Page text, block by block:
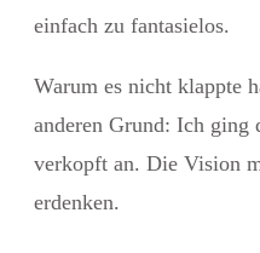
einfach zu fantasielos.
Warum es nicht klappte
anderen Grund: Ich ging
verkopft an. Die Vision
erdenken.